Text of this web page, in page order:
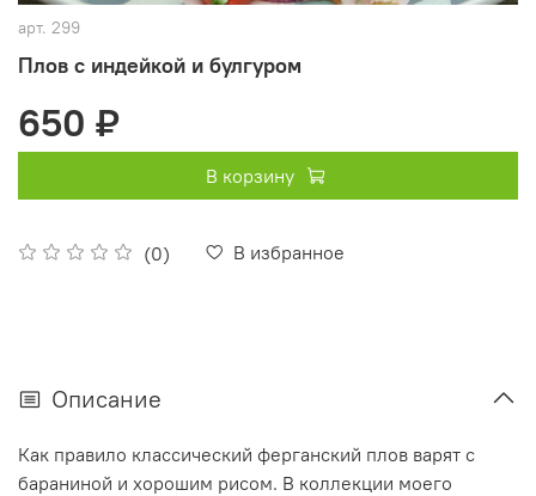
арт. 299
Плов с индейкой и булгуром
(0) В избранное
650 ₽
В корзину
Описание
Как правило классический ферганский плов варят с
бараниной и хорошим рисом. В коллекции моего